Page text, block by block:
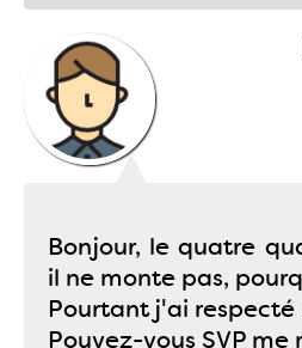
Bonjour, le quatre
il ne monte pas,
Pourtant j'ai respecté
Pouvez-vous SVP